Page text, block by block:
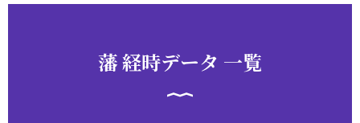
藩 経時データ 一覧